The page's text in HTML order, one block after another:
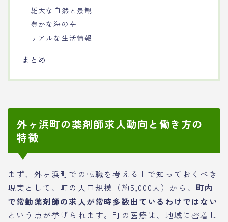
雄大な自然と景観
豊かな海の幸
リアルな生活情報
まとめ
外ヶ浜町の薬剤師求人動向と働き方の
特徴
まず、外ヶ浜町での転職を考える上で知っておくべき
現実として、町の人口規模（約5,000人）から、 町内
で常勤薬剤師の求人が常時多数出ているわけではない
という点が挙げられます。町の医療は、地域に密着し